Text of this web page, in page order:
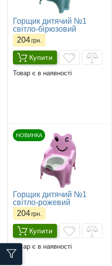
Горщик дитячий №1
світло-бірюзовий
204грн.
Купити
Товар є в наявності
НОВИНКА
Горщик дитячий №1
світло-рожевий
204грн.
Купити
Товар є в наявності